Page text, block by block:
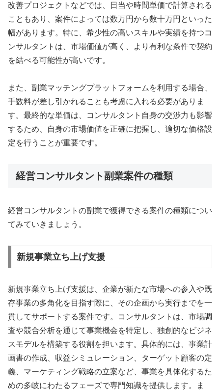
改善プロジェクトなどでは、日当や時間単価で計算される
こともあり、案件によっては数万円から数十万円といった
幅があります。特に、希少性の高いスキルや実績を持つコ
ンサルタントは、市場価値が高く、より有利な条件で契約
を結べる可能性が高いです。
また、副業マッチングプラットフォームを利用する場合、
手数料が差し引かれることも考慮に入れる必要がありま
す。最終的な単価は、コンサルタント自身の交渉力も影響
するため、自身の市場価値を正確に把握し、適切な価格設
定を行うことが重要です。
経営コンサルタント副業案件の種類
経営コンサルタントの副業で獲得できる案件の種類につい
てみていきましょう。
新規事業立ち上げ支援
新規事業立ち上げ支援は、企業が新たな市場への参入や既
存事業の多角化を目指す際に、その企画から実行までを一
貫してサポートする案件です。コンサルタントは、市場調
査や競合分析を通じて事業機会を特定し、独創的なビジネ
スモデルを構築する役割を担います。具体的には、事業計
画書の作成、収益シミュレーション、ターゲット顧客の定
義、マーケティング戦略の立案など、事業を具体化するた
めの多岐にわたるフェーズで専門知識を提供します。ま